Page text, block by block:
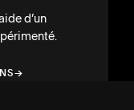
d’un
→